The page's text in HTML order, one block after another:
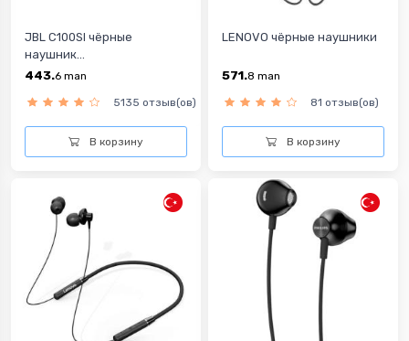
JBL C100SI чёрные
наушник...
443.6 man
5135 отзыв(ов)
В корзину
LENOVO чёрные наушники
571.8 man
81 отзыв(ов)
В корзину